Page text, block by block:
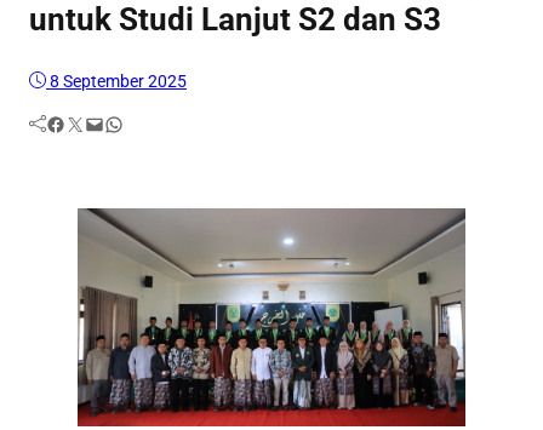
untuk Studi Lanjut S2 dan S3
8 September 2025
Facebook Twitter Mail WhatsApp